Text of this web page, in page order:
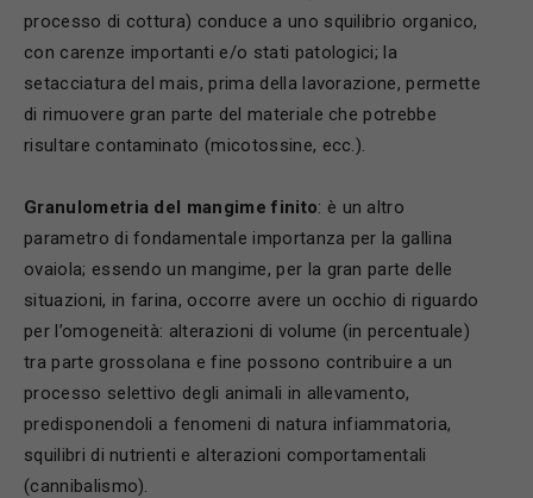
processo di cottura) conduce a uno squilibrio organico,
con carenze importanti e/o stati patologici; la
setacciatura del mais, prima della lavorazione, permette
di rimuovere gran parte del materiale che potrebbe
risultare contaminato (micotossine, ecc.).
Granulometria del mangime finito: è un altro
parametro di fondamentale importanza per la gallina
ovaiola; essendo un mangime, per la gran parte delle
situazioni, in farina, occorre avere un occhio di riguardo
per l’omogeneità: alterazioni di volume (in percentuale)
tra parte grossolana e fine possono contribuire a un
processo selettivo degli animali in allevamento,
predisponendoli a fenomeni di natura infiammatoria,
squilibri di nutrienti e alterazioni comportamentali
(cannibalismo).